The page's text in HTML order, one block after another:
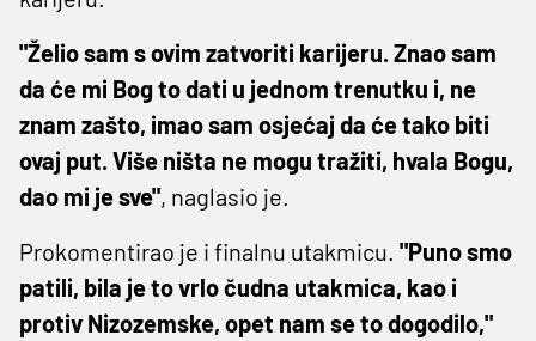
"Želio sam s ovim zatvoriti karijeru. Znao sam
da će mi Bog to dati u jednom trenutku i, ne
znam zašto, imao sam osjećaj da će tako biti
ovaj put. Više ništa ne mogu tražiti, hvala Bogu,
dao mi je sve", naglasio je.
Prokomentirao je i finalnu utakmicu. "Puno smo
patili, bila je to vrlo čudna utakmica, kao i
protiv Nizozemske, opet nam se to dogodilo,"